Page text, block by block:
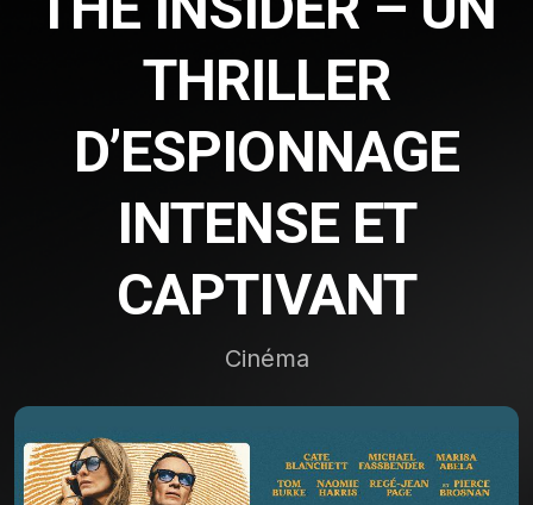
THRILLER
D’ESPIONNAGE
INTENSE ET
CAPTIVANT
Cinéma